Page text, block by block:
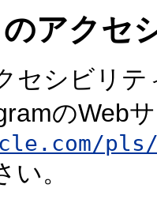
のアクセ
セシビリ
のWeb
。